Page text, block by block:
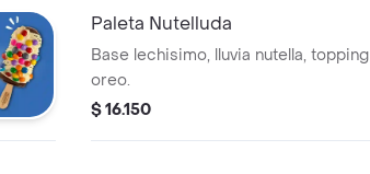
Paleta Nutelluda
Base lechisimo, lluvia nutella, topping
oreo.
$ 16.150